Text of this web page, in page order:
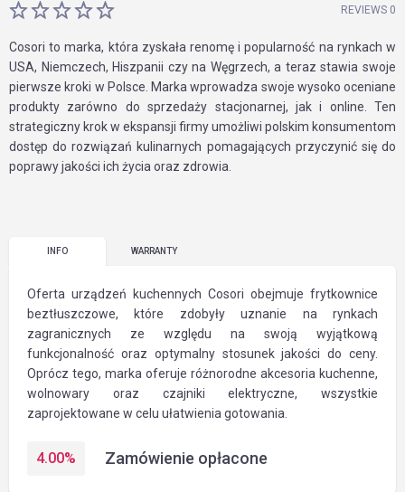
REVIEWS 0
Cosori to marka, która zyskała renomę i popularność na rynkach w
USA, Niemczech, Hiszpanii czy na Węgrzech, a teraz stawia swoje
pierwsze kroki w Polsce. Marka wprowadza swoje wysoko oceniane
produkty zarówno do sprzedaży stacjonarnej, jak i online. Ten
strategiczny krok w ekspansji firmy umożliwi polskim konsumentom
dostęp do rozwiązań kulinarnych pomagających przyczynić się do
poprawy jakości ich życia oraz zdrowia.
INFO WARRANTY
Oferta urządzeń kuchennych Cosori obejmuje frytkownice
beztłuszczowe, które zdobyły uznanie na rynkach
zagranicznych ze względu na swoją wyjątkową
funkcjonalność oraz optymalny stosunek jakości do ceny.
Oprócz tego, marka oferuje różnorodne akcesoria kuchenne,
wolnowary oraz czajniki elektryczne, wszystkie
zaprojektowane w celu ułatwienia gotowania.
4.00% Zamówienie opłacone